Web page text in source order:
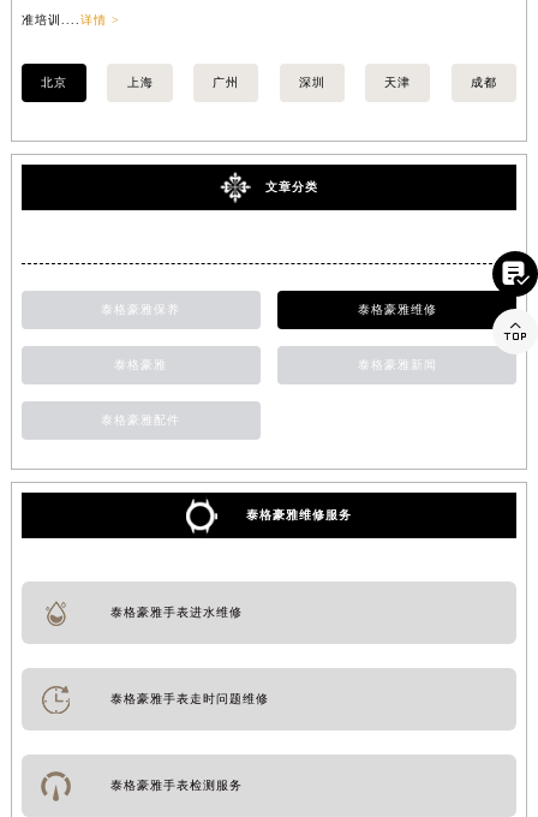
准培训.... 详情 >
北京 上海 广州 深圳 天津 成都
文章分类
泰格豪雅保养 泰格豪雅维修
泰格豪雅 泰格豪雅新闻
泰格豪雅配件
泰格豪雅维修服务
泰格豪雅手表进水维修
泰格豪雅手表走时问题维修
泰格豪雅手表检测服务

